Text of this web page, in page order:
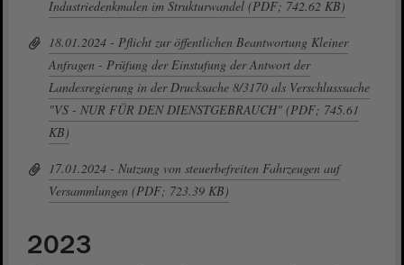
Industriedenkmalen im Strukturwandel (PDF; 742.62 KB)
18.01.2024 - Pflicht zur öffentlichen Beantwortung Kleiner
Anfragen - Prüfung der Einstufung der Antwort der
Landesregierung in der Drucksache 8/3170 als Verschlusssache
"VS - NUR FÜR DEN DIENSTGEBRAUCH" (PDF; 745.61
KB)
17.01.2024 - Nutzung von steuerbefreiten Fahrzeugen auf
Versammlungen (PDF; 723.39 KB)
2023